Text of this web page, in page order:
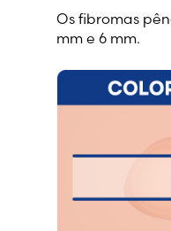
Os fibromas
mm e 6 mm.